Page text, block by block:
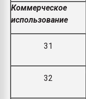
Коммерческое
использование
31
32